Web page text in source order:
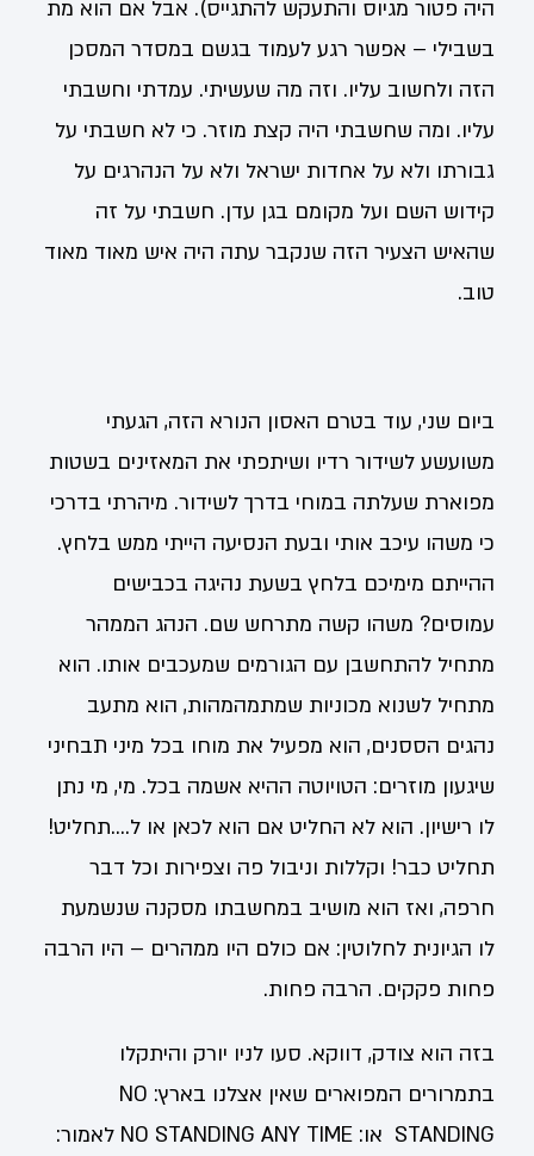
היה פטור מגיוס והתעקש להתגייס). אבל אם הוא מת
בשבילי – אפשר רגע לעמוד בגשם במסדר המסכן
הזה ולחשוב עליו. וזה מה שעשיתי. עמדתי וחשבתי
עליו. ומה שחשבתי היה קצת מוזר. כי לא חשבתי על
גבורתו ולא על אחדות ישראל ולא על הנהרגים על
קידוש השם ועל מקומם בגן עדן. חשבתי על זה
שהאיש הצעיר הזה שנקבר עתה היה איש מאוד מאוד
טוב.
ביום שני, עוד בטרם האסון הנורא הזה, הגעתי
משועשע לשידור רדיו ושיתפתי את המאזינים בשטות
מפוארת שעלתה במוחי בדרך לשידור. מיהרתי בדרכי
כי משהו עיכב אותי ובעת הנסיעה הייתי ממש בלחץ.
ההייתם מימיכם בלחץ בשעת נהיגה בכבישים
עמוסים? משהו קשה מתרחש שם. הנהג הממהר
מתחיל להתחשבן עם הגורמים שמעכבים אותו. הוא
מתחיל לשנוא מכוניות שמתמהמהות, הוא מתעב
נהגים הססנים, הוא מפעיל את מוחו בכל מיני תבחיני
שיגעון מוזרים: הטויוטה ההיא אשמה בכל. מי, מי נתן
לו רישיון. הוא לא החליט אם הוא לכאן או ל….תחליט!
תחליט כבר! וקללות וניבול פה וצפירות וכל דבר
חרפה, ואז הוא מושיב במחשבתו מסקנה שנשמעת
לו הגיונית לחלוטין: אם כולם היו ממהרים – היו הרבה
פחות פקקים. הרבה פחות.
בזה הוא צודק, דווקא. סעו לניו יורק והיתקלו
בתמרורים המפוארים שאין אצלנו בארץ: NO
STANDING או: NO STANDING ANY TIME לאמור: